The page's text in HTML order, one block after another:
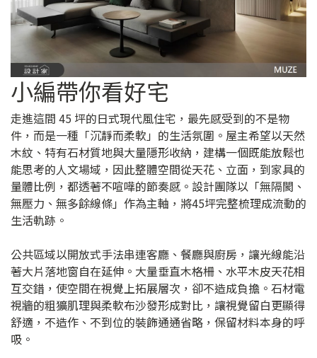
小編帶你看好宅
走進這間 45 坪的日式現代風住宅，最先感受到的不是物
件，而是一種「沉靜而柔軟」的生活氛圍。屋主希望以天然
木紋、特有石材質地與大量隱形收納，建構一個既能放鬆也
能思考的人文場域，因此整體空間從天花、立面，到家具的
量體比例，都透著不喧嘩的節奏感。設計團隊以「無隔閡、
無壓力、無多餘線條」作為主軸，將45坪完整梳理成流動的
生活軌跡。
公共區域以開放式手法串連客廳、餐廳與廚房，讓光線能沿
著大片落地窗自在延伸。大量垂直木格柵、水平木皮天花相
互交錯，使空間在視覺上拓展層次，卻不造成負擔。石材電
視牆的粗獷肌理與柔軟布沙發形成對比，讓視覺留白更顯得
舒適，不造作、不到位的裝飾通通省略，保留材料本身的呼
吸。